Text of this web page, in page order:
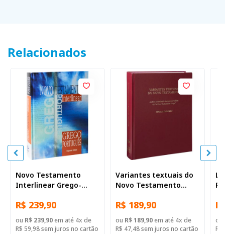
Relacionados
Novo Testamento
Interlinear Grego-
R$ 239,90
ou R$ 239,90em até 4x de
R$ 59,98 sem juros no cartão
Variantes textuais do
Novo Testamento
R$ 189,90
ou R$ 189,90em até 4x de
R$ 47,48 sem juros no cartão
ou
R$